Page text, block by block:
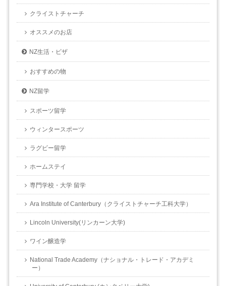
クライストチャーチ
オススメのお店
NZ生活・ビザ
おすすめの物
NZ留学
スポーツ留学
ウィンタースポーツ
ラグビー留学
ホームステイ
専門学校・大学 留学
Ara Institute of Canterbury（クライストチャーチ工科大学）
Lincoln University(リンカーン大学)
ワイン醸造学
National Trade Academy（ナショナル・トレード・アカデミ
ー）